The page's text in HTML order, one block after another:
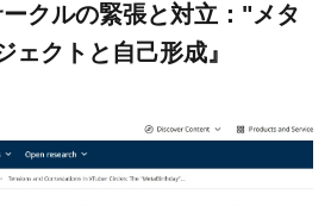
クルの緊張と対立："メタ
ェクトと自己形成』